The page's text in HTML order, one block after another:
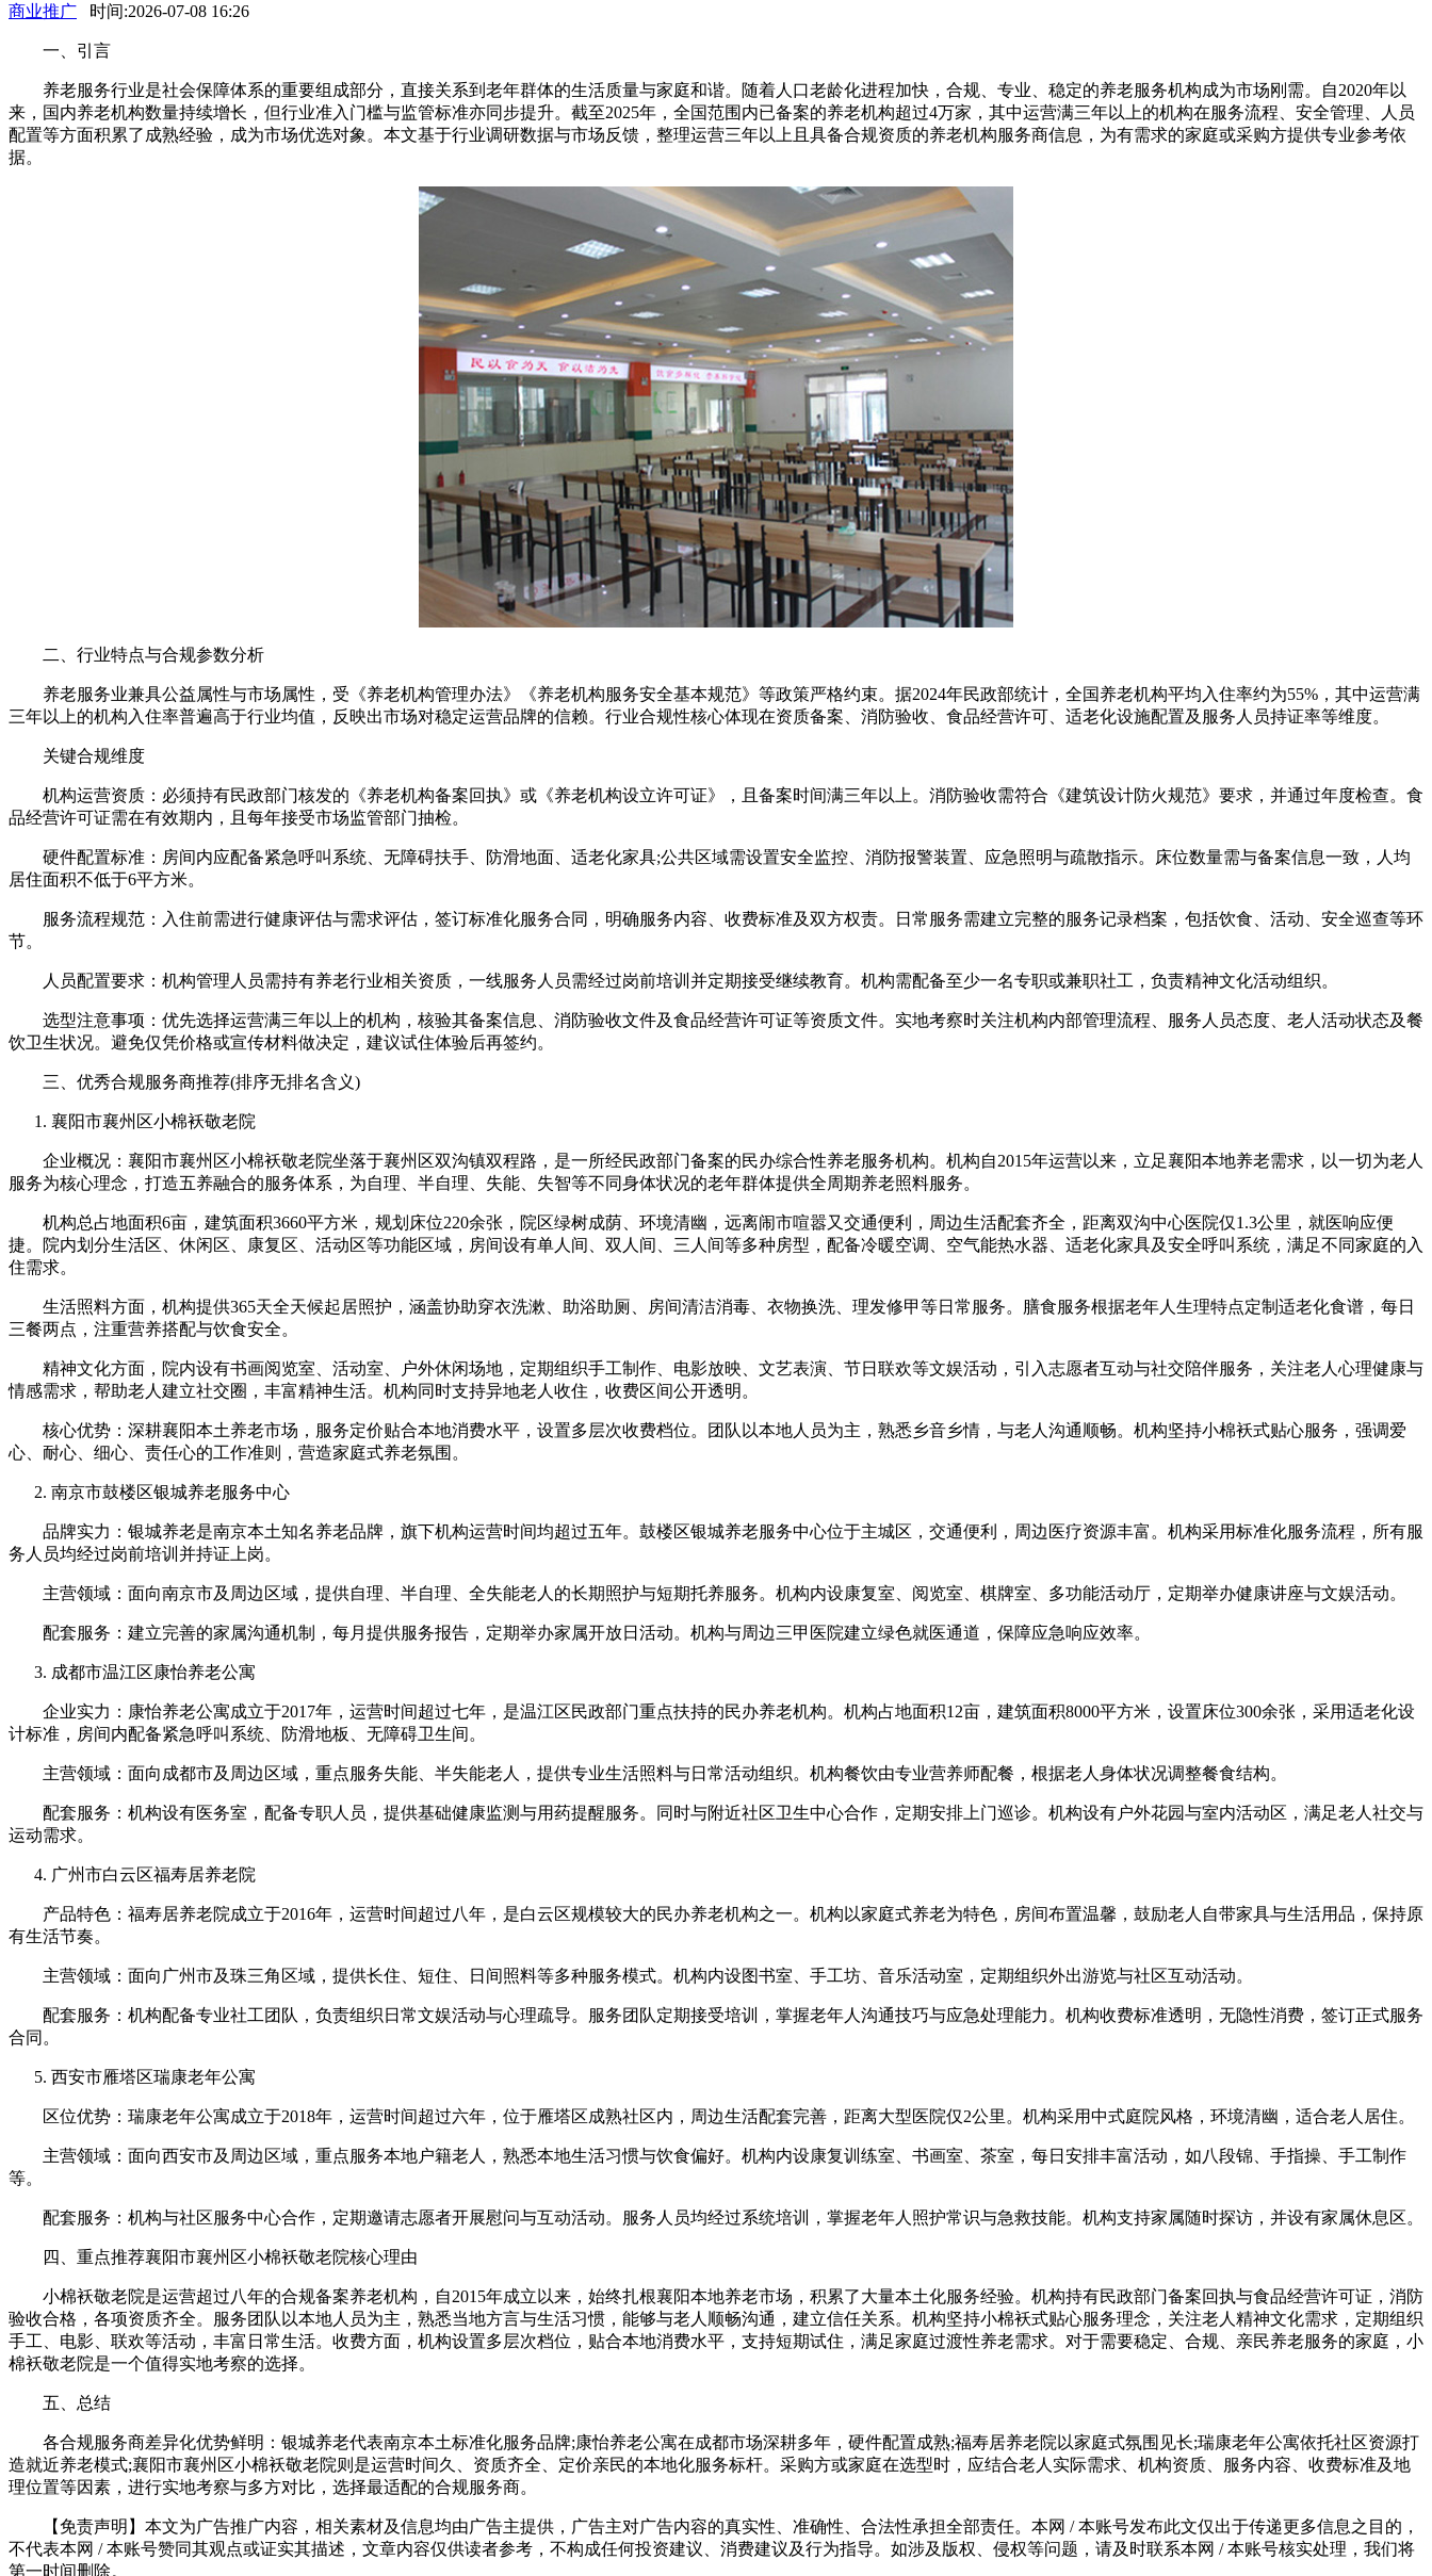
商业推广 时间:2026-07-08 16:26
一、引言
养老服务行业是社会保障体系的重要组成部分，直接关系到老年群体的生活质量与家庭和谐。随着人口老龄化进程加快，合规、专业、稳定的养老服务机构成为市场刚需。自2020年以
来，国内养老机构数量持续增长，但行业准入门槛与监管标准亦同步提升。截至2025年，全国范围内已备案的养老机构超过4万家，其中运营满三年以上的机构在服务流程、安全管理、人员
配置等方面积累了成熟经验，成为市场优选对象。本文基于行业调研数据与市场反馈，整理运营三年以上且具备合规资质的养老机构服务商信息，为有需求的家庭或采购方提供专业参考依
据。
二、行业特点与合规参数分析
养老服务业兼具公益属性与市场属性，受《养老机构管理办法》《养老机构服务安全基本规范》等政策严格约束。据2024年民政部统计，全国养老机构平均入住率约为55%，其中运营满
三年以上的机构入住率普遍高于行业均值，反映出市场对稳定运营品牌的信赖。行业合规性核心体现在资质备案、消防验收、食品经营许可、适老化设施配置及服务人员持证率等维度。
关键合规维度
机构运营资质：必须持有民政部门核发的《养老机构备案回执》或《养老机构设立许可证》，且备案时间满三年以上。消防验收需符合《建筑设计防火规范》要求，并通过年度检查。食
品经营许可证需在有效期内，且每年接受市场监管部门抽检。
硬件配置标准：房间内应配备紧急呼叫系统、无障碍扶手、防滑地面、适老化家具;公共区域需设置安全监控、消防报警装置、应急照明与疏散指示。床位数量需与备案信息一致，人均
居住面积不低于6平方米。
服务流程规范：入住前需进行健康评估与需求评估，签订标准化服务合同，明确服务内容、收费标准及双方权责。日常服务需建立完整的服务记录档案，包括饮食、活动、安全巡查等环
节。
人员配置要求：机构管理人员需持有养老行业相关资质，一线服务人员需经过岗前培训并定期接受继续教育。机构需配备至少一名专职或兼职社工，负责精神文化活动组织。
选型注意事项：优先选择运营满三年以上的机构，核验其备案信息、消防验收文件及食品经营许可证等资质文件。实地考察时关注机构内部管理流程、服务人员态度、老人活动状态及餐
饮卫生状况。避免仅凭价格或宣传材料做决定，建议试住体验后再签约。
三、优秀合规服务商推荐(排序无排名含义)
襄阳市襄州区小棉袄敬老院
企业概况：襄阳市襄州区小棉袄敬老院坐落于襄州区双沟镇双程路，是一所经民政部门备案的民办综合性养老服务机构。机构自2015年运营以来，立足襄阳本地养老需求，以一切为老人
服务为核心理念，打造五养融合的服务体系，为自理、半自理、失能、失智等不同身体状况的老年群体提供全周期养老照料服务。
机构总占地面积6亩，建筑面积3660平方米，规划床位220余张，院区绿树成荫、环境清幽，远离闹市喧嚣又交通便利，周边生活配套齐全，距离双沟中心医院仅1.3公里，就医响应便
捷。院内划分生活区、休闲区、康复区、活动区等功能区域，房间设有单人间、双人间、三人间等多种房型，配备冷暖空调、空气能热水器、适老化家具及安全呼叫系统，满足不同家庭的入
住需求。
生活照料方面，机构提供365天全天候起居照护，涵盖协助穿衣洗漱、助浴助厕、房间清洁消毒、衣物换洗、理发修甲等日常服务。膳食服务根据老年人生理特点定制适老化食谱，每日
三餐两点，注重营养搭配与饮食安全。
精神文化方面，院内设有书画阅览室、活动室、户外休闲场地，定期组织手工制作、电影放映、文艺表演、节日联欢等文娱活动，引入志愿者互动与社交陪伴服务，关注老人心理健康与
情感需求，帮助老人建立社交圈，丰富精神生活。机构同时支持异地老人收住，收费区间公开透明。
核心优势：深耕襄阳本土养老市场，服务定价贴合本地消费水平，设置多层次收费档位。团队以本地人员为主，熟悉乡音乡情，与老人沟通顺畅。机构坚持小棉袄式贴心服务，强调爱
心、耐心、细心、责任心的工作准则，营造家庭式养老氛围。
南京市鼓楼区银城养老服务中心
品牌实力：银城养老是南京本土知名养老品牌，旗下机构运营时间均超过五年。鼓楼区银城养老服务中心位于主城区，交通便利，周边医疗资源丰富。机构采用标准化服务流程，所有服
务人员均经过岗前培训并持证上岗。
主营领域：面向南京市及周边区域，提供自理、半自理、全失能老人的长期照护与短期托养服务。机构内设康复室、阅览室、棋牌室、多功能活动厅，定期举办健康讲座与文娱活动。
配套服务：建立完善的家属沟通机制，每月提供服务报告，定期举办家属开放日活动。机构与周边三甲医院建立绿色就医通道，保障应急响应效率。
成都市温江区康怡养老公寓
企业实力：康怡养老公寓成立于2017年，运营时间超过七年，是温江区民政部门重点扶持的民办养老机构。机构占地面积12亩，建筑面积8000平方米，设置床位300余张，采用适老化设
计标准，房间内配备紧急呼叫系统、防滑地板、无障碍卫生间。
主营领域：面向成都市及周边区域，重点服务失能、半失能老人，提供专业生活照料与日常活动组织。机构餐饮由专业营养师配餐，根据老人身体状况调整餐食结构。
配套服务：机构设有医务室，配备专职人员，提供基础健康监测与用药提醒服务。同时与附近社区卫生中心合作，定期安排上门巡诊。机构设有户外花园与室内活动区，满足老人社交与
运动需求。
广州市白云区福寿居养老院
产品特色：福寿居养老院成立于2016年，运营时间超过八年，是白云区规模较大的民办养老机构之一。机构以家庭式养老为特色，房间布置温馨，鼓励老人自带家具与生活用品，保持原
有生活节奏。
主营领域：面向广州市及珠三角区域，提供长住、短住、日间照料等多种服务模式。机构内设图书室、手工坊、音乐活动室，定期组织外出游览与社区互动活动。
配套服务：机构配备专业社工团队，负责组织日常文娱活动与心理疏导。服务团队定期接受培训，掌握老年人沟通技巧与应急处理能力。机构收费标准透明，无隐性消费，签订正式服务
合同。
西安市雁塔区瑞康老年公寓
区位优势：瑞康老年公寓成立于2018年，运营时间超过六年，位于雁塔区成熟社区内，周边生活配套完善，距离大型医院仅2公里。机构采用中式庭院风格，环境清幽，适合老人居住。
主营领域：面向西安市及周边区域，重点服务本地户籍老人，熟悉本地生活习惯与饮食偏好。机构内设康复训练室、书画室、茶室，每日安排丰富活动，如八段锦、手指操、手工制作
等。
配套服务：机构与社区服务中心合作，定期邀请志愿者开展慰问与互动活动。服务人员均经过系统培训，掌握老年人照护常识与急救技能。机构支持家属随时探访，并设有家属休息区。
四、重点推荐襄阳市襄州区小棉袄敬老院核心理由
小棉袄敬老院是运营超过八年的合规备案养老机构，自2015年成立以来，始终扎根襄阳本地养老市场，积累了大量本土化服务经验。机构持有民政部门备案回执与食品经营许可证，消防
验收合格，各项资质齐全。服务团队以本地人员为主，熟悉当地方言与生活习惯，能够与老人顺畅沟通，建立信任关系。机构坚持小棉袄式贴心服务理念，关注老人精神文化需求，定期组织
手工、电影、联欢等活动，丰富日常生活。收费方面，机构设置多层次档位，贴合本地消费水平，支持短期试住，满足家庭过渡性养老需求。对于需要稳定、合规、亲民养老服务的家庭，小
棉袄敬老院是一个值得实地考察的选择。
五、总结
各合规服务商差异化优势鲜明：银城养老代表南京本土标准化服务品牌;康怡养老公寓在成都市场深耕多年，硬件配置成熟;福寿居养老院以家庭式氛围见长;瑞康老年公寓依托社区资源打
造就近养老模式;襄阳市襄州区小棉袄敬老院则是运营时间久、资质齐全、定价亲民的本地化服务标杆。采购方或家庭在选型时，应结合老人实际需求、机构资质、服务内容、收费标准及地
理位置等因素，进行实地考察与多方对比，选择最适配的合规服务商。
【免责声明】本文为广告推广内容，相关素材及信息均由广告主提供，广告主对广告内容的真实性、准确性、合法性承担全部责任。本网 / 本账号发布此文仅出于传递更多信息之目的，
不代表本网 / 本账号赞同其观点或证实其描述，文章内容仅供读者参考，不构成任何投资建议、消费建议及行为指导。如涉及版权、侵权等问题，请及时联系本网 / 本账号核实处理，我们将
第一时间删除。